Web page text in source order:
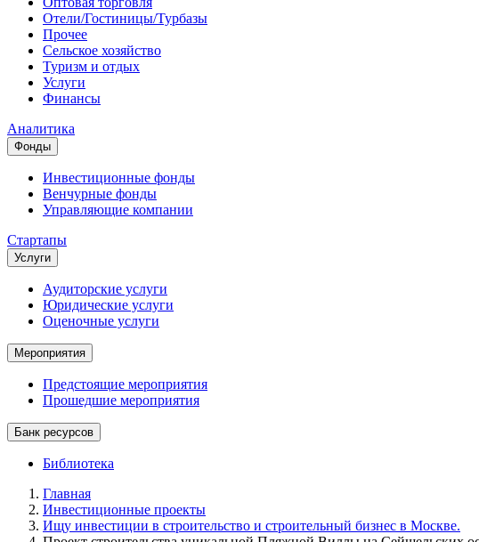
Отели/Гостиницы/Турбазы
Прочее
Сельское хозяйство
Туризм и отдых
Услуги
Финансы
Аналитика
Фонды
Инвестиционные фонды
Венчурные фонды
Управляющие компании
Стартапы
Услуги
Аудиторские услуги
Юридические услуги
Оценочные услуги
Мероприятия
Предстоящие мероприятия
Прошедшие мероприятия
Банк ресурсов
Библиотека
Главная
Инвестиционные проекты
Ищу инвестиции в строительство и строительный бизнес в Москве.